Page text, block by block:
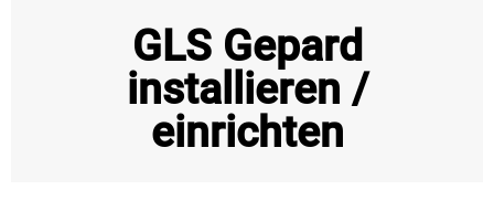
GLS Gepard
installieren /
einrichten